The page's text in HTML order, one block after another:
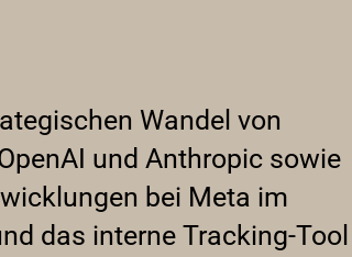
Wandel von
und Anthropic sowie
bei Meta im
das interne Tracking-Tool